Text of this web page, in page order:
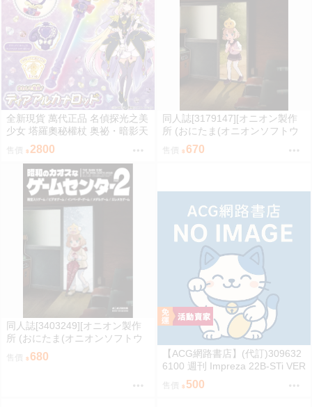
全新現貨 萬代正品 名偵探光之美
少女 塔羅奧秘權杖 奥祕・暗影天
使 權杖 法杖 魔法棒 變身器 森亞
露露卡
2800
同人誌[3179147][オニオン製作
所 (おにたま(オニオンソフトウ
ェア))]昭和のカオスなゲームセ
ンター (其他)
670
同人誌[3403249][オニオン製作
所 (おにたま(オニオンソフトウ
ェア))]昭和のカオスなゲームセ
ンター PART 2 (其他)
售價 680
【ACG網路書店】(代訂)309632
6100 週刊 Impreza 22B-STi VER
SION をつくる (10)
售價 500